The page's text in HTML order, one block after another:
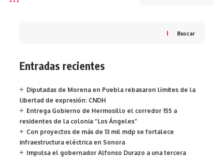
Buscar
Entradas recientes
Diputadas de Morena en Puebla rebasaron límites de la
libertad de expresión: CNDH
Entrega Gobierno de Hermosillo el corredor 155 a
residentes de la colonia “Los Ángeles”
Con proyectos de más de 13 mil mdp se fortalece
infraestructura eléctrica en Sonora
Impulsa el gobernador Alfonso Durazo a una tercera